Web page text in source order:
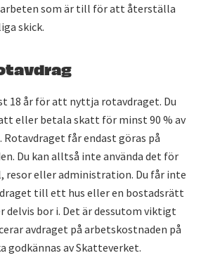
som är till för att återställa
skick.
18 år för att nyttja rotavdraget. Du
eller betala skatt för minst 90 % av
Rotavdraget får endast göras på
Du kan alltså inte använda det för
eller administration. Du får inte
till ett hus eller en bostadsrätt
delvis bor i. Det är dessutom viktigt
avdraget på arbetskostnaden på
godkännas av Skatteverket.